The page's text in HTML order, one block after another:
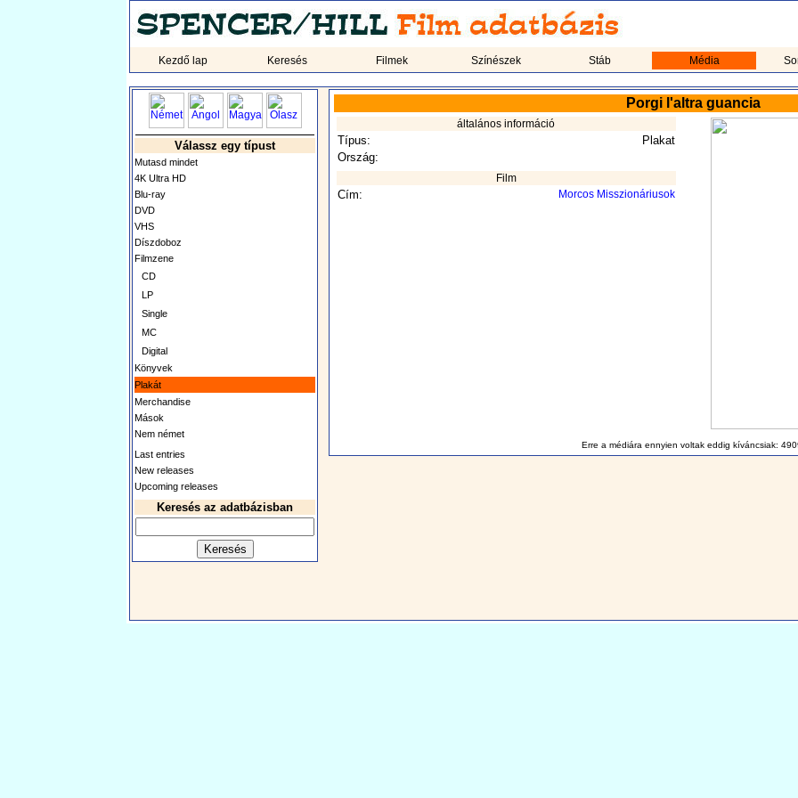
Kezdő lap Keresés Filmek Színészek Stáb Média
Válassz egy típust
Mutasd mindet
4K Ultra HD
Blu-ray
DVD
VHS
Díszdoboz
Filmzene
CD
LP
Single
MC
Digital
Könyvek
Plakát
Merchandise
Mások
Nem német
Last entries
New releases
Upcoming releases
Keresés az adatbázisban
Porgi l'altra guancia
általános információ
Típus:
Plakat
Ország:
Film
Cím: Morcos Misszionáriusok
Erre a médiára ennyien voltak eddig kíváncsiak: